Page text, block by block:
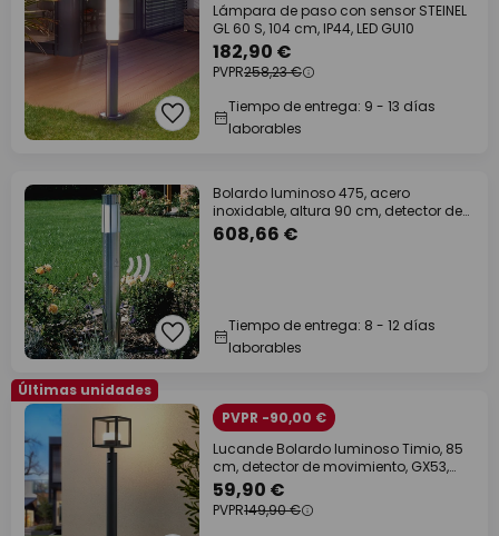
Lámpara de paso con sensor STEINEL
GL 60 S, 104 cm, IP44, LED GU10
182,90 €
PVPR258,23 €
Tiempo de entrega: 9 - 13 días
laborables
Bolardo luminoso 475, acero
inoxidable, altura 90 cm, detector de
movimiento
608,66 €
Tiempo de entrega: 8 - 12 días
laborables
Últimas unidades
PVPR -90,00 €
Lucande Bolardo luminoso Timio, 85
cm, detector de movimiento, GX53,
IP44
59,90 €
PVPR149,90 €